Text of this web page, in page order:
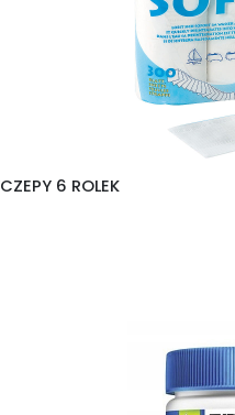
6 ROLEK